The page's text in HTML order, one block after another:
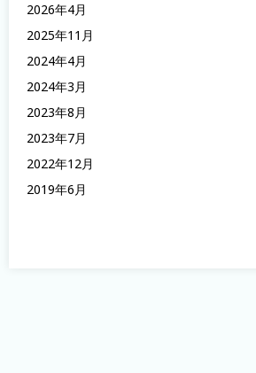
2026年4月
2025年11月
2024年4月
2024年3月
2023年8月
2023年7月
2022年12月
2019年6月